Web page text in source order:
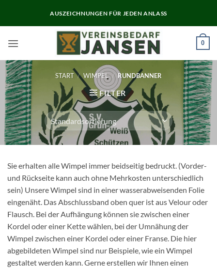
AUSZEICHNUNGEN FÜR JEDEN ANLASS
0
START / WIMPEL / RUNDBANNER
FILTER
Sie erhalten alle Wimpel immer beidseitig bedruckt. (Vorder-
und Rückseite kann auch ohne Mehrkosten unterschiedlich
sein) Unsere Wimpel sind in einer wasserabweisenden Folie
eingenäht. Das Abschlussband oben quer ist aus Velour oder
Flausch. Bei der Aufhängung können sie zwischen einer
Kordel oder einer Kette wählen, bei der Umnähung der
Wimpel zwischen einer Kordel oder einer Franse. Die hier
abgebildeten Wimpel sind nur Beispiele, wie ein Wimpel
gestaltet werden kann. Gerne erstellen wir Ihnen einen